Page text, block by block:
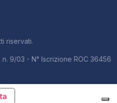
riservati.
9/03 - N° Iscrizione ROC 36456